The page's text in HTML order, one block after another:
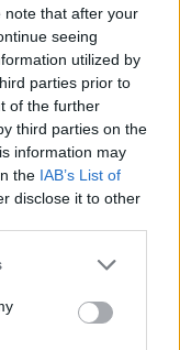
note that after your
seeing
utilized by
parties prior to
of the further
third parties on the
information may
the IAB’s List of
disclose it to other
starších lidí nemá
10:43.39
tak pro přihlášení
10:46.26